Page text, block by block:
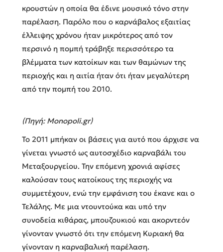
κρουστών η οποία θα έδινε μουσικό τόνο στην
παρέλαση. Παρόλο που ο καρνάβαλος εξαιτίας
έλλειψης χρόνου ήταν μικρότερος από τον
περσινό η πομπή τράβηξε περισσότερο τα
βλέμματα των κατοίκων και των θαμώνων της
περιοχής και η αιτία ήταν ότι ήταν μεγαλύτερη
από την πομπή του 2010.
(Πηγή: Monopoli.gr)
Το 2011 μπήκαν οι βάσεις για αυτό που άρχισε να
γίνεται γνωστό ως αυτοσχέδιο καρναβάλι του
Μεταξουργείου. Την επόμενη χρονιά αφίσες
καλούσαν τους κατοίκους της περιοχής να
συμμετέχουν, ενώ την εμφάνιση του έκανε και ο
Τελάλης. Με μια ντουντούκα και υπό την
συνοδεία κιθάρας, μπουζουκιού και ακορντεόν
γίνονταν γνωστό ότι την επόμενη Κυριακή θα
γίνονταν η καρναβαλική παρέλαση.